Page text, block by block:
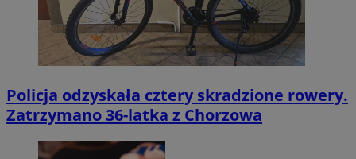
Policja odzyskała cztery skradzione rowery.
Zatrzymano 36-latka z Chorzowa